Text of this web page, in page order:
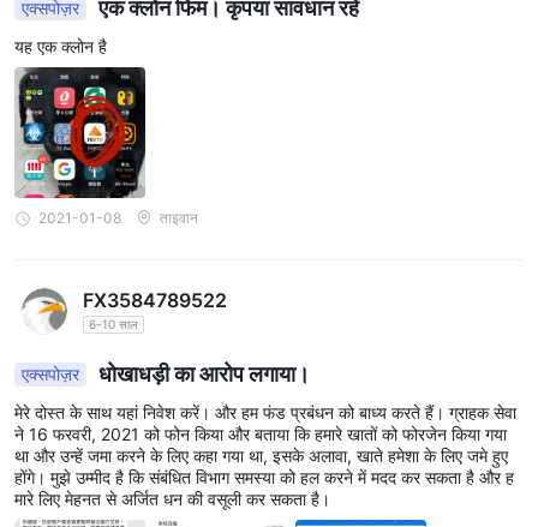
एक्सपोज़र एक क्लोन फिम। कृपया सावधान रहें
यह एक क्लोन है
2021-01-08 ताइवान
FX3584789522
6-10 साल
एक्सपोज़र धोखाधड़ी का आरोप लगाया।
मेरे दोस्त के साथ यहां निवेश करें। और हम फंड प्रबंधन को बाध्य करते हैं। ग्राहक सेवा
ने 16 फरवरी, 2021 को फोन किया और बताया कि हमारे खातों को फोरजेन किया गया
था और उन्हें जमा करने के लिए कहा गया था, इसके अलावा, खाते हमेशा के लिए जमे हुए
होंगे। मुझे उम्मीद है कि संबंधित विभाग समस्या को हल करने में मदद कर सकता है और ह
मारे लिए मेहनत से अर्जित धन की वसूली कर सकता है।